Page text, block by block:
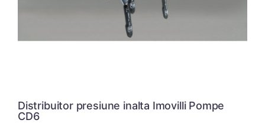
Distribuitor presiune inalta Imovilli Pompe
CD6